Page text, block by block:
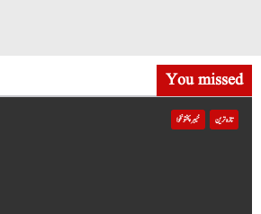
You missed
تازہ ترین خیبر پختونخوا